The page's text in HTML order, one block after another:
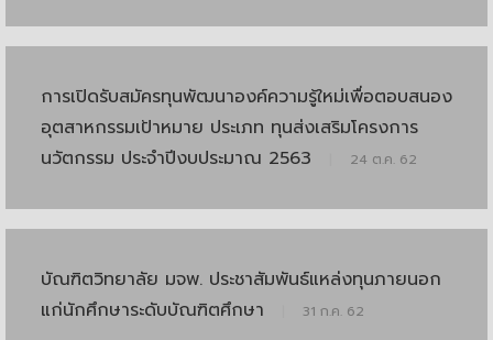
การเปิดรับสมัครทุนพัฒนาองค์ความรู้ใหม่เพื่อตอบสนอง
อุตสาหกรรมเป้าหมาย ประเภท ทุนส่งเสริมโครงการ
นวัตกรรม ประจำปีงบประมาณ 2563
24 ต.ค. 62
บัณฑิตวิทยาลัย มจพ. ประชาสัมพันธ์แหล่งทุนภายนอก
แก่นักศึกษาระดับบัณฑิตศึกษา
31 ก.ค. 62